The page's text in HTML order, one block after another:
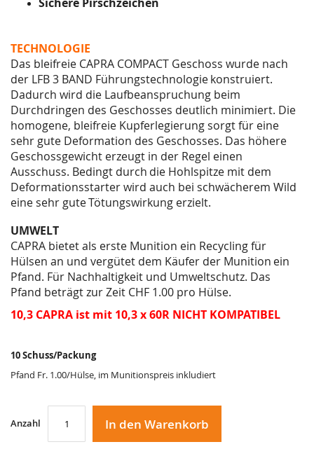
TECHNOLOGIE
Das bleifreie CAPRA COMPACT Geschoss wurde nach
der LFB 3 BAND Führungstechnologiekonstruiert.
Dadurch wird die Laufbeanspruchung beim
Durchdringen des Geschosses deutlich minimiert. Die
homogene, bleifreie Kupferlegierung sorgt für eine
sehr gute Deformation des Geschosses. Das höhere
Geschossgewicht erzeugt in der Regel einen
Ausschuss. Bedingt durch die Hohlspitze mit dem
Deformationsstarter wird auch bei schwächerem Wild
eine sehr guteTötungswirkung erzielt.
UMWELT
CAPRA bietet als erste Munition ein Recycling für
Hülsen an und vergütet dem Käufer der Munition ein
Pfand. Für Nachhaltigkeit und Umweltschutz. Das
Pfand beträgt zur Zeit CHF 1.00 pro Hülse.
10,3 CAPRA ist mit 10,3 x 60R NICHT KOMPATIBEL
10 Schuss/Packung
Pfand Fr. 1.00/Hülse, im Munitionspreis inkludiert
Anzahl In den Warenkorb